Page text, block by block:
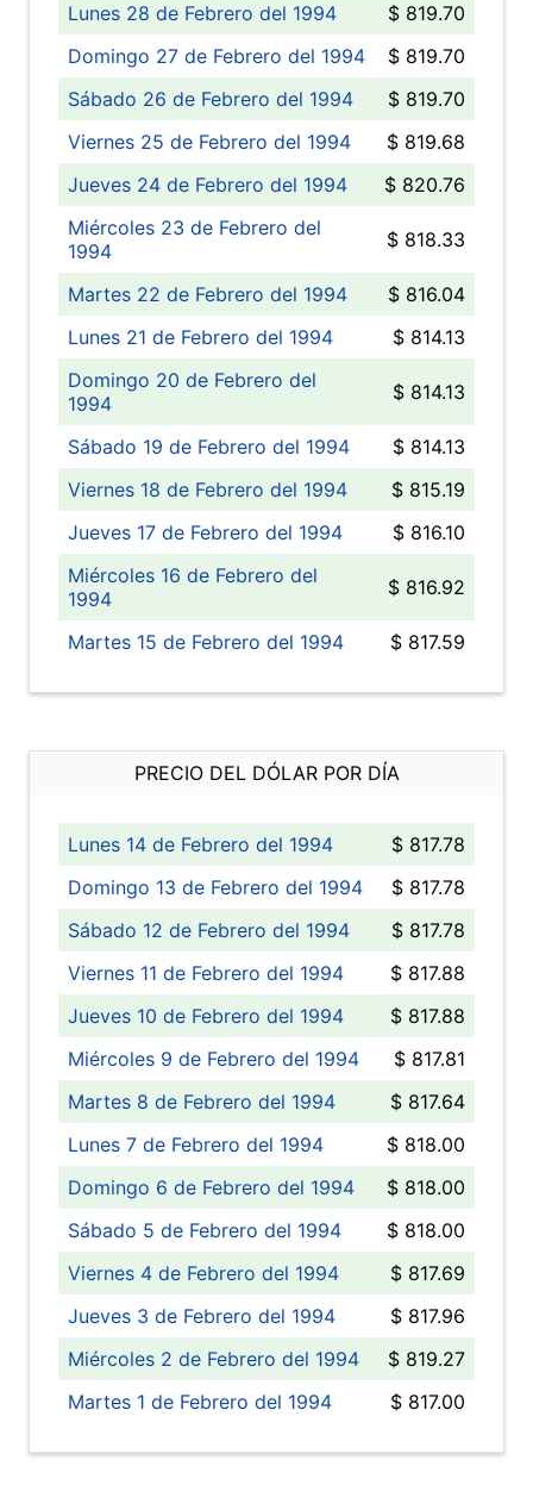
Lunes 28 de Febrero del 1994
$ 819.70
Domingo 27 de Febrero del 1994
$ 819.70
Sábado 26 de Febrero del 1994
$ 819.70
Viernes 25 de Febrero del 1994
$ 819.68
Jueves 24 de Febrero del 1994
$ 820.76
Miércoles 23 de Febrero del
1994
$ 818.33
Martes 22 de Febrero del 1994
$ 816.04
Lunes 21 de Febrero del 1994
$ 814.13
Domingo 20 de Febrero del
1994
$ 814.13
Sábado 19 de Febrero del 1994
$ 814.13
Viernes 18 de Febrero del 1994
$ 815.19
Jueves 17 de Febrero del 1994
$ 816.10
Miércoles 16 de Febrero del
1994
$ 816.92
Martes 15 de Febrero del 1994 $ 817.59
PRECIO DEL DÓLAR POR DÍA
Lunes 14 de Febrero del 1994
$ 817.78
Domingo 13 de Febrero del 1994
$ 817.78
Sábado 12 de Febrero del 1994
$ 817.78
Viernes 11 de Febrero del 1994
$ 817.88
Jueves 10 de Febrero del 1994
$ 817.88
Miércoles 9 de Febrero del 1994
$ 817.81
Martes 8 de Febrero del 1994
$ 817.64
Lunes 7 de Febrero del 1994
$ 818.00
Domingo 6 de Febrero del 1994
$ 818.00
Sábado 5 de Febrero del 1994
$ 818.00
Viernes 4 de Febrero del 1994
$ 817.69
Jueves 3 de Febrero del 1994
$ 817.96
Miércoles 2 de Febrero del 1994
$ 819.27
Martes 1 de Febrero del 1994
$ 817.00